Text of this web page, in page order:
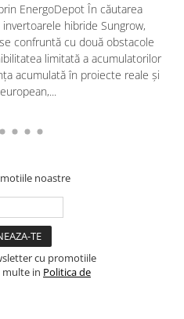
EnergoDepot În căutarea
hibride Sungrow,
confruntă cu două obstacole
limitată a acumulatorilor
acumulată în proiecte reale și
noastre
cu promotiile
multe in Politica de